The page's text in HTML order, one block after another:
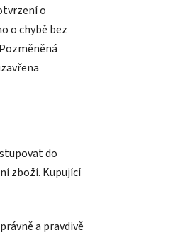
o
o chybě bez
do
zboží. Kupující
a pravdivě